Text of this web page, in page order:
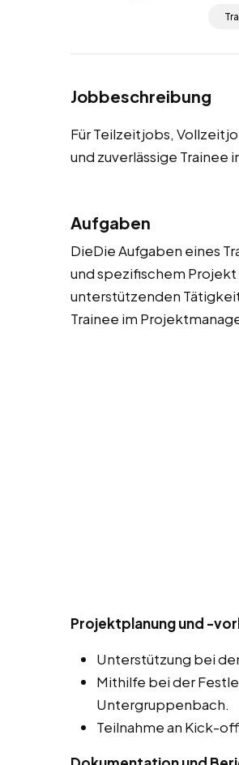
Jobbeschreibung
Für Teilzeitjobs,
und zuverlässige
Aufgaben
DieDie Aufgaben eines
und spezifischem
unterstützenden
Trainee im
Projektplanung und -
Unterstützung bei
Mithilfe bei der
Untergruppenbach.
Teilnahme an Kick-